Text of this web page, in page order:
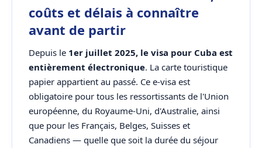
coûts et délais à connaître
avant de partir
Depuis le 1er juillet 2025, le visa pour Cuba est
entièrement électronique. La carte touristique
papier appartient au passé. Ce e-visa est
obligatoire pour tous les ressortissants de l'Union
européenne, du Royaume-Uni, d'Australie, ainsi
que pour les Français, Belges, Suisses et
Canadiens — quelle que soit la durée du séjour